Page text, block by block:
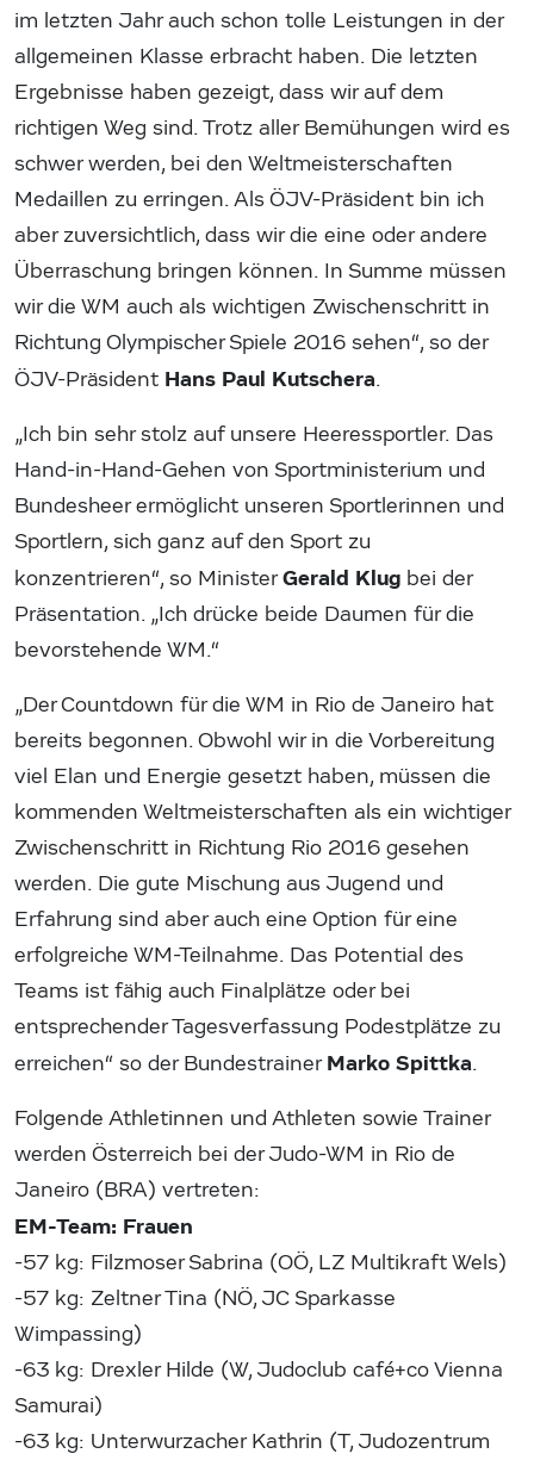
im letzten Jahr auch schon tolle Leistungen in der
allgemeinen Klasse erbracht haben. Die letzten
Ergebnisse haben gezeigt, dass wir auf dem
richtigen Weg sind. Trotz aller Bemühungen wird es
schwer werden, bei den Weltmeisterschaften
Medaillen zu erringen. Als ÖJV-Präsident bin ich
aber zuversichtlich, dass wir die eine oder andere
Überraschung bringen können. In Summe müssen
wir die WM auch als wichtigen Zwischenschritt in
Richtung Olympischer Spiele 2016 sehen“, so der
ÖJV-Präsident Hans Paul Kutschera.
„Ich bin sehr stolz auf unsere Heeressportler. Das
Hand-in-Hand-Gehen von Sportministerium und
Bundesheer ermöglicht unseren Sportlerinnen und
Sportlern, sich ganz auf den Sport zu
konzentrieren“, so MinisterGerald Klug bei der
Präsentation. „Ich drücke beide Daumen für die
bevorstehende WM.“
„Der Countdown für die WM in Rio de Janeiro hat
bereits begonnen. Obwohl wir in die Vorbereitung
viel Elan und Energie gesetzt haben, müssen die
kommenden Weltmeisterschaften als ein wichtiger
Zwischenschritt in Richtung Rio 2016 gesehen
werden. Die gute Mischung aus Jugend und
Erfahrung sind aber auch eine Option für eine
erfolgreiche WM-Teilnahme. Das Potential des
Teams ist fähig auch Finalplätze oder bei
entsprechender Tagesverfassung Podestplätze zu
erreichen“ so der BundestrainerMarko Spittka.
Folgende Athletinnen und Athleten sowie Trainer
werden Österreich bei der Judo-WM in Rio de
Janeiro (BRA) vertreten:
EM-Team: Frauen
-57 kg: Filzmoser Sabrina (OÖ, LZ Multikraft Wels)
-57 kg: Zeltner Tina (NÖ, JC Sparkasse
Wimpassing)
-63 kg: Drexler Hilde (W, Judoclub café+co Vienna
Samurai)
-63 kg: Unterwurzacher Kathrin (T, Judozentrum